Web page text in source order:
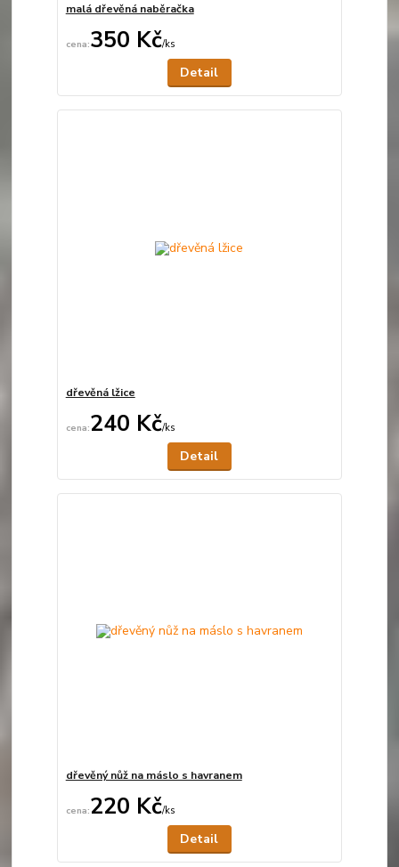
malá dřevěná naběračka
350 Kč/ks
Detail
dřevěná lžice
240 Kč/ks
Detail
dřevěný nůž na máslo s havranem
220 Kč/ks
Detail